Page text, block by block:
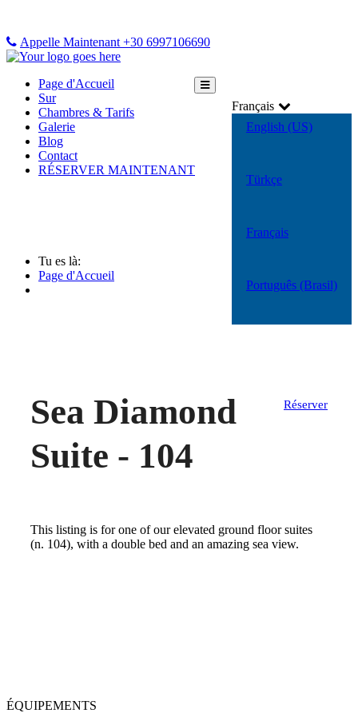
Appelle Maintenant +30 6997106690
Français
English (US)
Türkçe
Français
Português (Brasil)
Page d'Accueil
Sur
Chambres & Tarifs
Galerie
Blog
Contact
RÉSERVER MAINTENANT
Tu es là:
Page d'Accueil
Sea Diamond
Suite - 104
Réserver
This listing is for one of our elevated ground floor suites
(n. 104), with a double bed and an amazing sea view.
ÉQUIPEMENTS